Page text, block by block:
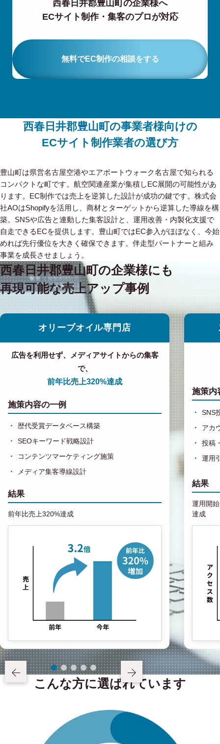
西春日井郡豊山町の企業様へ
ECサイト制作・集客のプロが対応
無料でEC制作の相談をする
西春日井郡豊山町の事業者様向けの
ECサイト制作業者の選び方
豊山町は県営名古屋空港やエアポートウォーク名古屋で知られる
コンパクトな町です。航空関連産業が集積しEC展開の可能性があ
ります。EC制作では売上を逆算した設計が成功の鍵です。株式会
社AOはShopifyを活用し、商材とターゲットから逆算した導線を構
築。SNSや広告と連動した集客設計と、運用改善・内製化支援で
自走できるECを提供します。豊山町ではEC参入がほぼなく、今始
めれば先行優位を大きく確保できます。伴走型パートナーと組み
事業を成長させましょう。
西春日井郡豊山町の企業様にも
再現可能な売上アップ事例
オリーブオイル専門店
広告を利用せず、メディアサイトからの集客
で、
前年比売上320%達成
施策内容の一例
歴代受賞データベース構築
SEOキーワード戦略設計
コンテンツマーケティング施策
メディア集客導線設計
結果
前年比売上320%達成
施策内
SNS
アカ
投稿
運用
結果
運用開
達成
こんな方に選ばれています